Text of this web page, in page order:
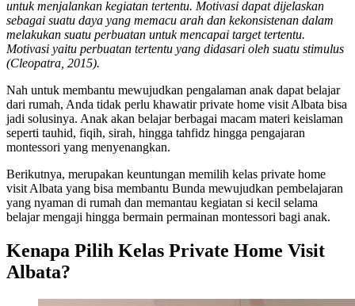
untuk menjalankan kegiatan tertentu. Motivasi dapat dijelaskan
sebagai suatu daya yang memacu arah dan kekonsistenan dalam
melakukan suatu perbuatan untuk mencapai target tertentu.
Motivasi yaitu perbuatan tertentu yang didasari oleh suatu stimulus
(Cleopatra, 2015).
Nah untuk membantu mewujudkan pengalaman anak dapat belajar
dari rumah, Anda tidak perlu khawatir private home visit Albata bisa
jadi solusinya. Anak akan belajar berbagai macam materi keislaman
seperti tauhid, fiqih, sirah, hingga tahfidz hingga pengajaran
montessori yang menyenangkan.
Berikutnya, merupakan keuntungan memilih kelas private home
visit Albata yang bisa membantu Bunda mewujudkan pembelajaran
yang nyaman di rumah dan memantau kegiatan si kecil selama
belajar mengaji hingga bermain permainan montessori bagi anak.
Kenapa Pilih Kelas Private Home Visit
Albata?